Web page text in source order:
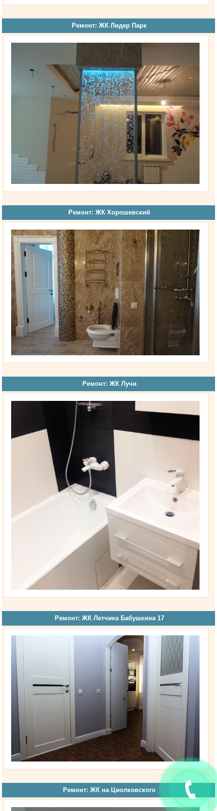
Ремонт: ЖК Лидер Парк
Ремонт: ЖК Хорошевский
Ремонт: ЖК Лучи
Ремонт: ЖК Летчика Бабушкина 17
Ремонт: ЖК на Циолковского